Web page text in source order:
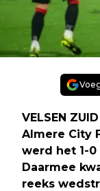
VELSEN
Almere City
werd het 1-
Daarmee
reeks